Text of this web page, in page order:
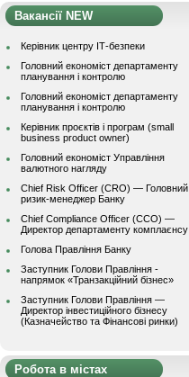
Вакансії NEW
Керівник центру ІТ-безпеки
Головний економіст департаменту
планування і контролю
Головний економіст департаменту
планування і контролю
Керівник проєктів і програм (small
business product owner)
Головний економіст Управління
валютного нагляду
Chief Risk Officer (CRO) — Головний
ризик-менеджер Банку
Chief Compliance Officer (CCO) —
Директор департаменту комплаєнсу
Голова Правління Банку
Заступник Голови Правління -
напрямок «Транзакційний бізнес»
Заступник Голови Правління —
Директор інвестиційного бізнесу
(Казначейство та Фінансові ринки)
Робота в містах